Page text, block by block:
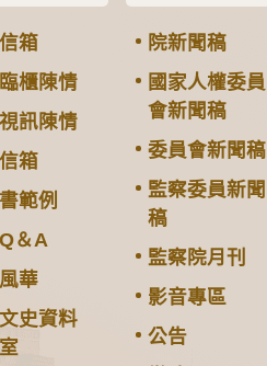
箱
櫃陳情
訊陳情
箱
範例
＆A
華
史資料
院新聞稿
國家人權委員
會新聞稿
委員會新聞稿
監察委員新聞
稿
監察院月刊
影音專區
公告